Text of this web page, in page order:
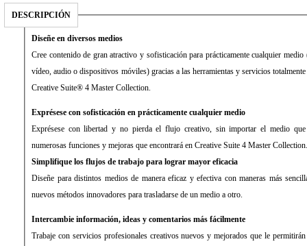
DESCRIPCIÓN
Diseñe en diversos medios
Cree contenido de gran atractivo y sofisticación para prácticamente cualquier
vídeo, audio o dispositivos móviles) gracias a las herramientas y servicios
Creative Suite® 4 Master Collection.
Exprésese con sofisticación en prácticamente cualquier medio
Exprésese con libertad y no pierda el flujo creativo, sin importar el medio
numerosas funciones y mejoras que encontrará en Creative Suite 4 Master Collection.
Simplifique los flujos de trabajo para lograr mayor eficacia
Diseñe para distintos medios de manera eficaz y efectiva con maneras más
nuevos métodos innovadores para trasladarse de un medio a otro.
Intercambie información, ideas y comentarios más fácilmente
Trabaje con servicios profesionales creativos nuevos y mejorados que le